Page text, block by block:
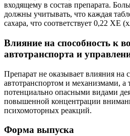
входящему в состав препарата.
должны учитывать, что каждая
сахара, что соответствует 0,22 ХЕ
Влияние на способность к
автотранспорта и
Препарат не оказывает влияния на
автотранспортом и механизмами, а
потенциально опасными видами
повышенной концентрации
психомоторных реакций.
Форма выпуска